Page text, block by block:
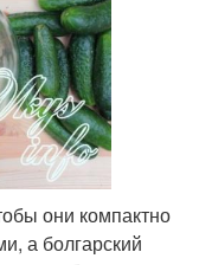
они компактно
а болгарский